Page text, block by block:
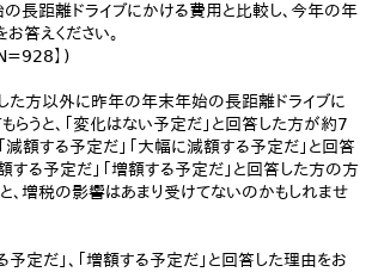
長距離ドライブにかける費用と比較し、今年の年
答えください。
】)
た方以外に昨年の年末年始の長距離ドライブに
らうと、「変化はない予定だ」と回答した方が約7
「減額する予定だ」「大幅に減額する予定だ」と回答
する予定だ」「増額する予定だ」と回答した方の方
、増税の影響はあまり受けてないのかもしれませ
定だ」、「増額する予定だ」と回答した理由をお